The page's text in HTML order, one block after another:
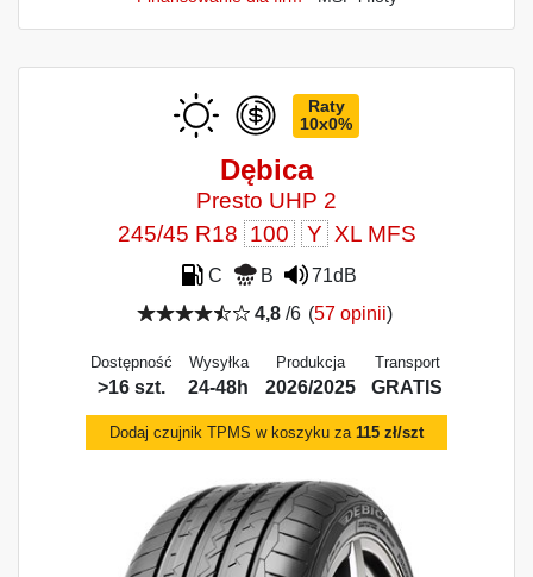
Raty
10x0%
Dębica
Presto UHP 2
245/45 R18 100 Y XL MFS
C B
71dB
4,8/6 (57 opinii)
Dostępność
>16 szt.
Wysyłka
24-48h
Produkcja
2026/2025
Transport
GRATIS
Dodaj czujnik TPMS w koszyku za 115 zł/szt